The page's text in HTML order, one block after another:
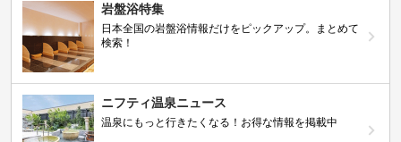
岩盤浴特集
日本全国の岩盤浴情報だけをピックアップ。まとめて
検索！
ニフティ温泉ニュース
温泉にもっと行きたくなる！お得な情報を掲載中